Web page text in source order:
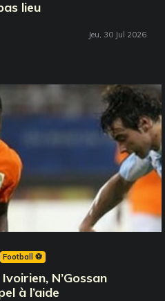
lieu
Jeu, 30 Jul 2026
Football ⚽️
N’Gossan
à l’aide